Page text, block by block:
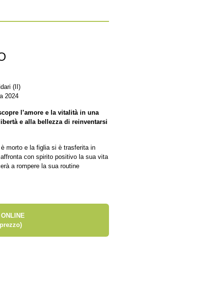
(II)
2024
l’amore e la vitalità in una
e alla bellezza di reinventarsi
morto e la figlia si è trasferita in
con spirito positivo la sua vita
a rompere la sua routine